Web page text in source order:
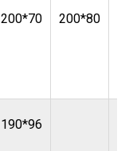
200*70 200*80
190*96